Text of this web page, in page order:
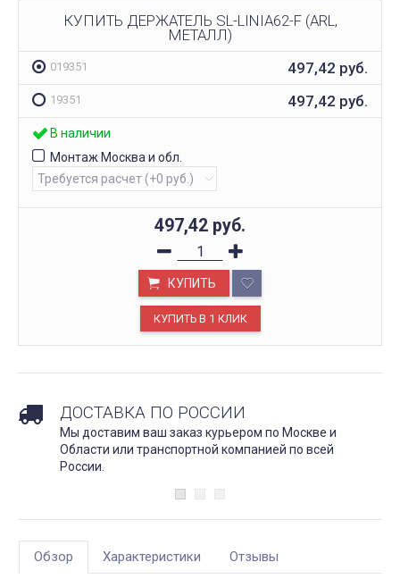
КУПИТЬ ДЕРЖАТЕЛЬ SL-LINIA62-F (ARL,
МЕТАЛЛ)
019351 497,42 руб.
19351 497,42 руб.
В наличии
Монтаж Москва и обл.
497,42 руб.
КУПИТЬ
ДОСТАВКА ПО РОССИИ
Мы доставим ваш заказ курьером по Москве и
Области или транспортной компанией по всей
России.
Обзор Характеристики Отзывы